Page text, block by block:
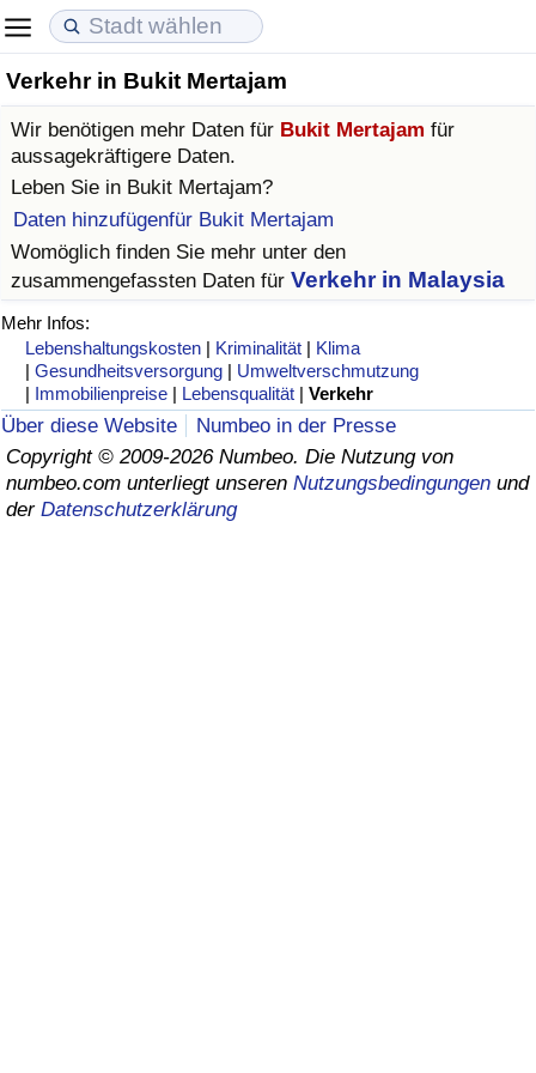
Verkehr in Bukit Mertajam
Wir benötigen mehr Daten für Bukit Mertajam für
aussagekräftigere Daten.
Leben Sie in Bukit Mertajam?
Daten hinzufügenfür Bukit Mertajam
Womöglich finden Sie mehr unter den
zusammengefassten Daten für Verkehr in Malaysia
Mehr Infos:
Lebenshaltungskosten | Kriminalität | Klima
|Gesundheitsversorgung | Umweltverschmutzung
| Immobilienpreise | Lebensqualität |Verkehr
Über diese Website
Numbeo in der Presse
Copyright © 2009-2026 Numbeo. Die Nutzung von
numbeo.com unterliegt unseren Nutzungsbedingungen und
der Datenschutzerklärung
Lebenshaltungskosten
Lebenshaltungskosten-Index (aktuell)
Lebenshaltungskosten-Index
Lebenshaltungskosten-Index nach Land
in Akaba
Immobilienpreise
Immobilienpreis-Index (aktuell)
Immobilienpreis-Index
Immobilienpreis-Index nach Land
Lebensqualität
Lebensqualität-Index
Lebensqualität-Index (aktuell)
Lebensqualitätsindex nach Land
Kriminalität
Kriminalitäts-Index (aktuell)
Kriminalitäts-Index
Kriminalitätsindex nach Land